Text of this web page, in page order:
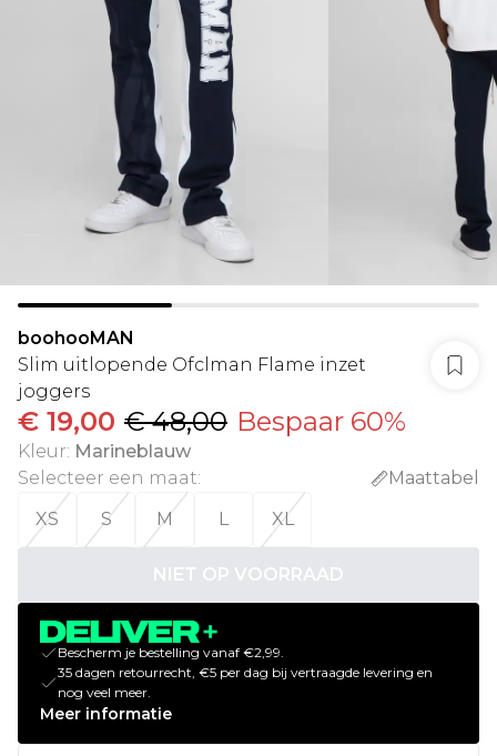
boohooMAN
Slim uitlopende Ofclman Flame inzet
joggers
€ 19,00 € 48,00 Bespaar 60%
Kleur: Marineblauw
Selecteer een maat:
Maattabel
XS
S M L XL
NIET OP VOORRAAD
Bescherm je bestelling vanaf €2,99.
35 dagen retourrecht, €5 per dag bij vertraagde levering en
nog veel meer.
Meer informatie